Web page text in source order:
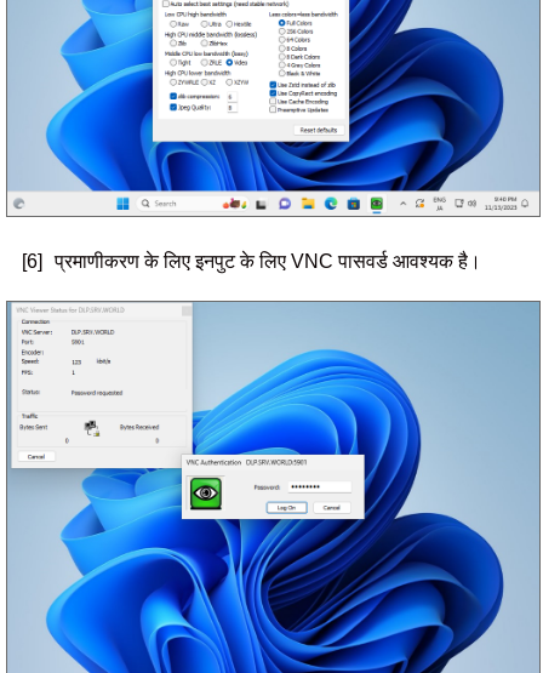
[6] प्रमाणीकरण के लिए इनपुट के लिए VNC पासवर्ड आवश्यक है।